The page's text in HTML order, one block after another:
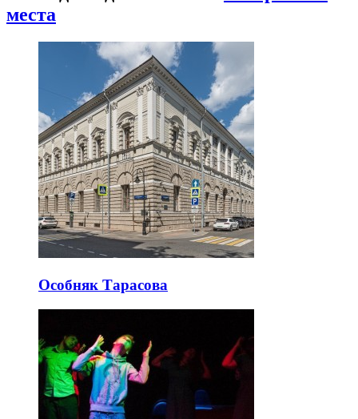
места
Особняк Тарасова